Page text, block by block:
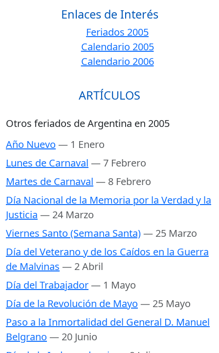
Enlaces de Interés
Feriados 2005
Calendario 2005
Calendario 2006
ARTÍCULOS
Otros feriados de Argentina en 2005
Año Nuevo — 1 Enero
Lunes de Carnaval — 7 Febrero
Martes de Carnaval — 8 Febrero
Día Nacional de la Memoria por la Verdad y la
Justicia — 24 Marzo
Viernes Santo (Semana Santa)— 25 Marzo
Día del Veterano y de los Caídos en la Guerra
de Malvinas — 2 Abril
Día del Trabajador— 1 Mayo
Día de la Revolución de Mayo — 25 Mayo
Paso a la Inmortalidad del General D. Manuel
Belgrano — 20 Junio